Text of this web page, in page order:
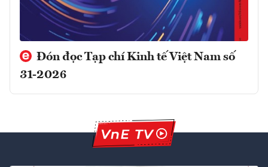
Đón đọc Tạp chí Kinh tế Việt Nam số
31-2026